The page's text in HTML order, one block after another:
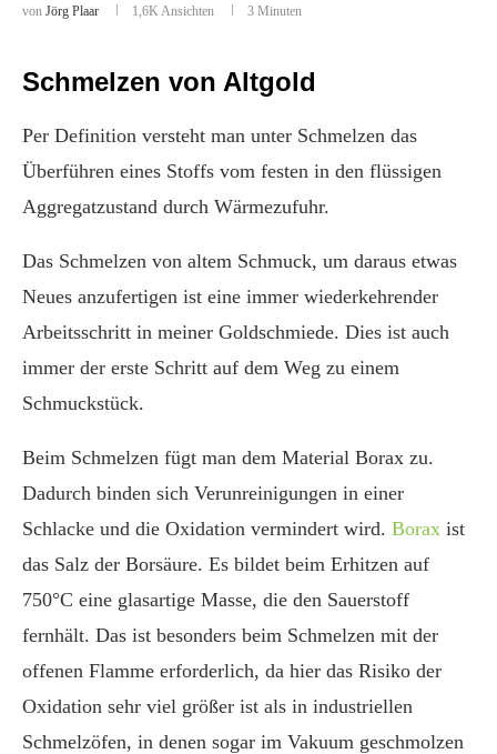
von Jörg Plaar 1,6K Ansichten 3 Minuten
Schmelzen von Altgold
Per Definition versteht man unter Schmelzen das
Überführen eines Stoffs vom festen in den flüssigen
Aggregatzustand durch Wärmezufuhr.
Das Schmelzen von altem Schmuck, um daraus etwas
Neues anzufertigen ist eine immer wiederkehrender
Arbeitsschritt in meiner Goldschmiede. Dies ist auch
immer der erste Schritt auf dem Weg zu einem
Schmuckstück.
Beim Schmelzen fügt man dem Material Borax zu.
Dadurch binden sich Verunreinigungen in einer
Schlacke und die Oxidation vermindert wird. Borax ist
das Salz der Borsäure. Es bildet beim Erhitzen auf
750°C eine glasartige Masse, die den Sauerstoff
fernhält. Das ist besonders beim Schmelzen mit der
offenen Flamme erforderlich, da hier das Risiko der
Oxidation sehr viel größer ist als in industriellen
Schmelzöfen, in denen sogar im Vakuum geschmolzen